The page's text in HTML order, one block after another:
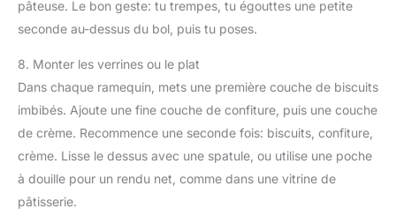
pâteuse. Le bon geste: tu trempes, tu égouttes une petite
seconde au-dessus du bol, puis tu poses.
8. Monter les verrines ou le plat
Dans chaque ramequin, mets une première couche de biscuits
imbibés. Ajoute une fine couche de confiture, puis une couche
de crème. Recommence une seconde fois: biscuits, confiture,
crème. Lisse le dessus avec une spatule, ou utilise une poche
à douille pour un rendu net, comme dans une vitrine de
pâtisserie.